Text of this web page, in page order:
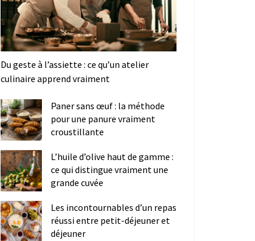
Du geste à l’assiette : ce qu’un atelier
culinaire apprend vraiment
Paner sans œuf : la méthode
pour une panure vraiment
croustillante
L’huile d’olive haut de gamme :
ce qui distingue vraiment une
grande cuvée
Les incontournables d’un repas
réussi entre petit-déjeuner et
déjeuner